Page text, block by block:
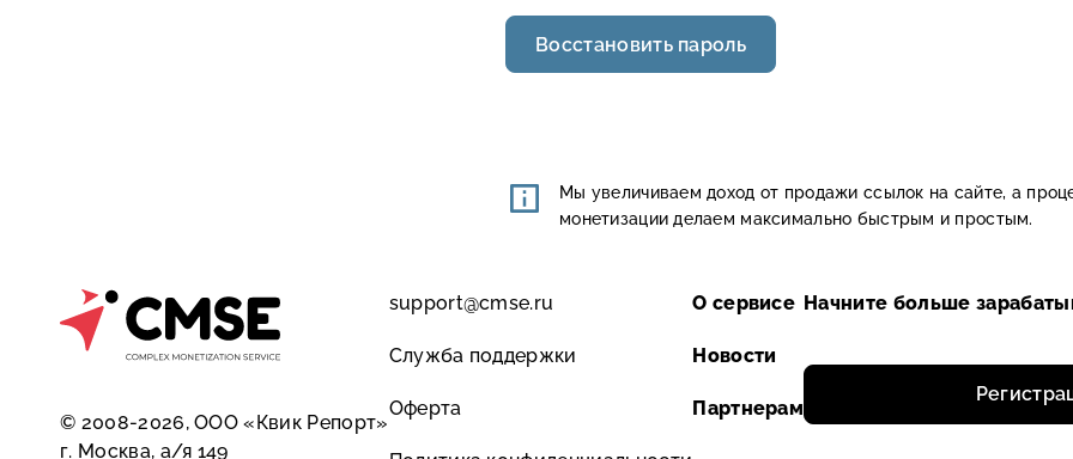
Восстановить пароль
Мы увеличиваем доход от продажи ссылок на сайте, а
монетизации делаем максимально быстрым и простым.
© 2008-2026, ООО «Квик Репорт»
г. Москва, а/я 149
support@cmse.ru
Служба поддержки
Оферта
О сервисе
Новости
Партнерам